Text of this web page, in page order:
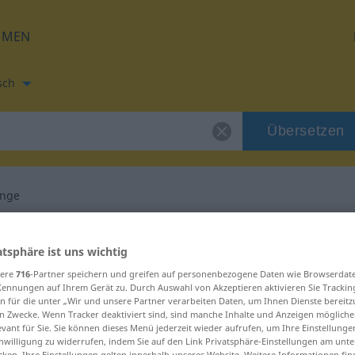
Übersetzen
für "Beißzange"
ist uns wichtig
716-Partner speichern und greifen auf personenbezogene Daten wie
auf Ihrem Gerät zu. Durch Auswahl von Akzeptieren aktivieren Sie
für die unter „Wir und unsere Partner verarbeiten Daten, um Ihnen Dienste
Zwecke. Wenn Tracker deaktiviert sind, sind manche Inhalte und Anzeigen
für Sie. Sie können dieses Menü jederzeit wieder aufrufen, um Ihre
zu widerrufen, indem Sie auf den Link Privatsphäre-Einstellungen am